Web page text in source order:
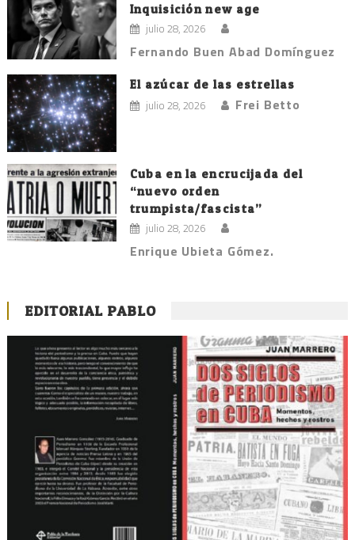
Inquisición new age
julio 28, 2026
Fernando Buen Abad Domínguez
El azúcar de las estrellas
julio 28, 2026 Frei Betto
Cuba en la encrucijada del
“nuevo orden
trumpista/fascista”
julio 28, 2026
Enrique Ubieta Gómez.
EDITORIAL PABLO